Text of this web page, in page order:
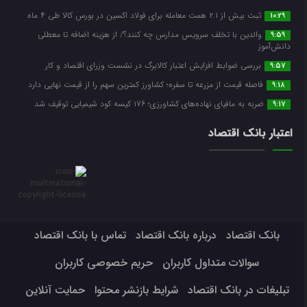
10:29 ثبت بیش از ۲.۱ همت معامله برای فولاد اکسین در بورس کالا طی ۴ ماه
9:59
والدین با تخلف سرویس مدارس چه کنند؟/ از هزینه اضافه تا معطلی
دانش‌آموز
9:57 بررسی ضوابط افزایش اعتبار کالابرگ در نشست وزرای اقتصاد و کار
9:18 فاصله قیمت از مزرعه تا سفره؛ کشاورز کمترین سهم را از قیمت نهایی دارد
9:17 ضربه ‌به مافیای نهاده‌های کشاورزی؛ ۱۷۶ کیسه کود شیمیایی توقیف شد
اعتبار بانک اقتصاد
بانک اقتصاد درباره بانک اقتصاد
تماس با بانک اقتصاد
سوالات متداول کاربران
حریم خصوصی کاربران
تبلیغات در بانک اقتصاد
شرایط بازنشر محتوا حمایت آنلاین